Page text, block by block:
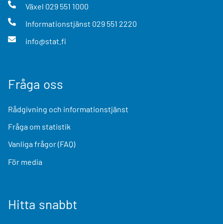
Växel 029 551 1000
Informationstjänst 029 551 2220
info@stat.fi
Fråga oss
Rådgivning och informationstjänst
Fråga om statistik
Vanliga frågor (FAQ)
För media
Hitta snabbt